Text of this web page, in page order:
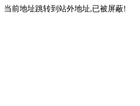
当前地址跳转到站外地址,已被屏蔽!